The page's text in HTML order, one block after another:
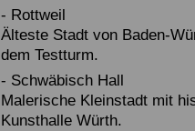
- Rottweil
Älteste Stadt von Baden-
dem Testturm.
- Schwäbisch Hall
Malerische Kleinstadt mit
Kunsthalle Würth.